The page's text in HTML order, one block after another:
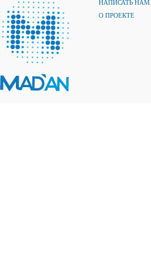
НАПИСАТЬ НАМ
О ПРОЕКТЕ